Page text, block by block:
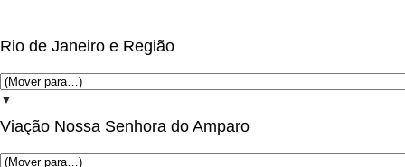
Rio de Janeiro e Região
▼
Viação Nossa Senhora do Amparo